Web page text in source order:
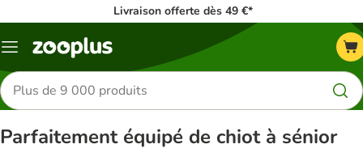
Livraison offerte dès 49 €*
Menu
Rechercher
des
produits
Parfaitement équipé de chiot à sénior